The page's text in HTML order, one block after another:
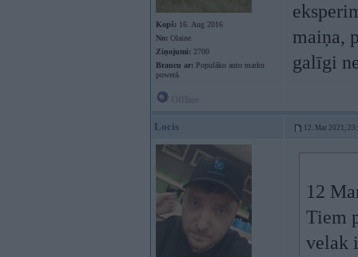
Kopš: 16. Aug 2016
No: Olaine
Ziņojumi: 2700
Braucu ar: Populāko auto marku
powerā.
maiņa,
galīgi
Locis 12. Mar 2021,
12
Tiem
velak